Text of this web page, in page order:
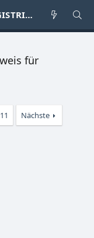
REGISTRIEREN
für
11 Nächste